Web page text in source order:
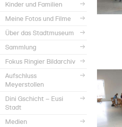
Kinder und Familien
Meine Fotos und Filme
Über das Stadtmuseum
Sammlung
Fokus Ringier Bildarchiv
Aufschluss
Meyerstollen
Dini Gschicht – Eusi
Stadt
Medien